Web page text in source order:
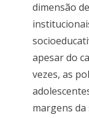
dimensão
apesar do
vezes, as
margens da